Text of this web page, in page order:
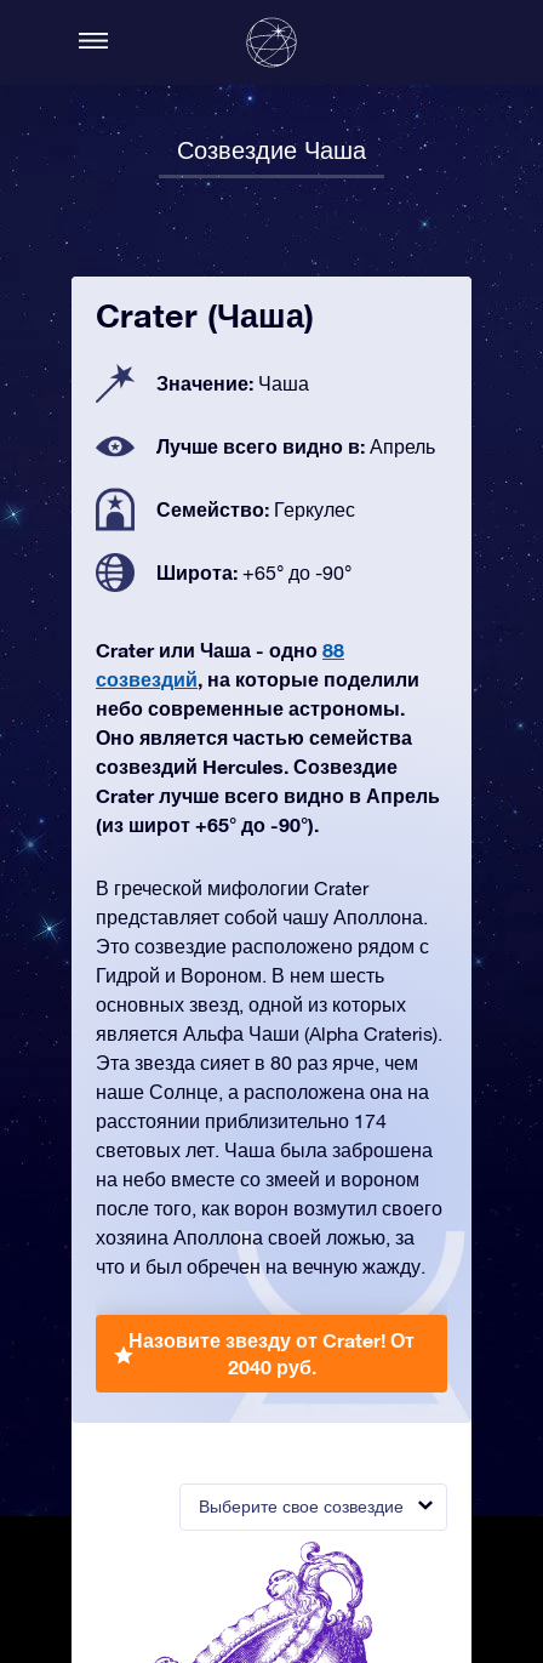
Созвездие Чаша
Выберите свое созвездие
Crater (Чаша)
Значение: Чаша
Лучше всего видно в: Апрель
Семейство: Геркулес
Широта: +65° до -90°
Crater или Чаша - одно 88
созвездий, на которые поделили
небо современные астрономы.
Оно является частью семейства
созвездий Hercules. Созвездие
Crater лучше всего видно в Апрель
(из широт +65° до -90°).
В греческой мифологии Crater
представляет собой чашу Аполлона.
Это созвездие расположено рядом с
Гидрой и Вороном. В нем шесть
основных звезд, одной из которых
является Альфа Чаши (Alpha Crateris).
Эта звезда сияет в 80 раз ярче, чем
наше Солнце, а расположена она на
расстоянии приблизительно 174
световых лет. Чаша была заброшена
на небо вместе со змеей и вороном
после того, как ворон возмутил своего
хозяина Аполлона своей ложью, за
что и был обречен на вечную жажду.
Назовите звезду от Crater! От
2040 руб.